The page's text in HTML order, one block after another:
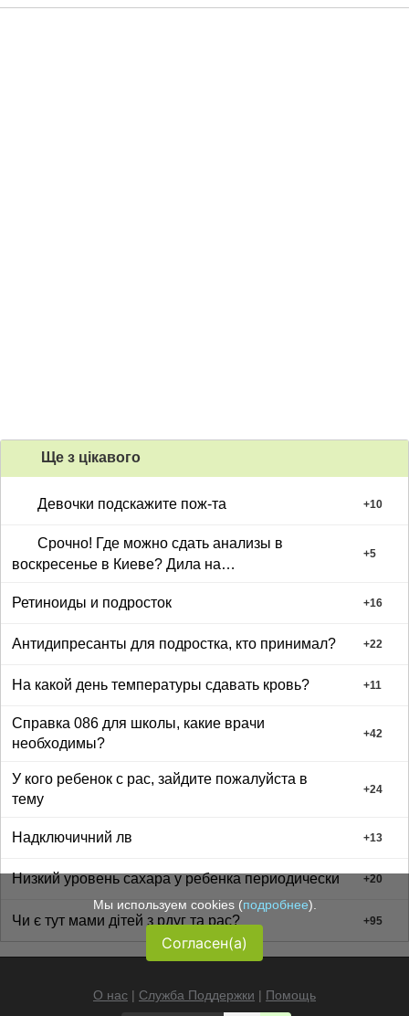
Ще з цiкавого
Девочки подскажите пож-та +10
Срочно! Где можно сдать анализы в
воскресенье в Киеве? Дила на
+5
Ретиноиды и подросток +16
Антидипресанты для подростка, кто принимал? +22
На какой день температуры сдавать кровь? +11
Справка 086 для школы, какие врачи
необходимы?
+42
У кого ребенок с рас, зайдите пожалуйста в
тему
+24
Надключичний лв +13
Низкий уровень сахара у ребенка периодически +20
Чи є тут мами дітей з рдуг та рас? +95
О нас | Служба Поддержки | Помощь
Мы используем cookies (подробнее).
Согласен(а)